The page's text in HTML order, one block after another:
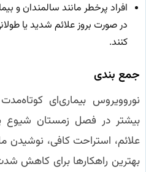
افراد پرخطر مانند سالمندان و
در صورت بروز علائم شدید یا
کنند.
جمع بندی
نوروویروس بیماری‌ای
بیشتر در فصل زمستان شیوع
علائم، استراحت کافی، نوشیدن
بهترین راهکارها برای کاهش